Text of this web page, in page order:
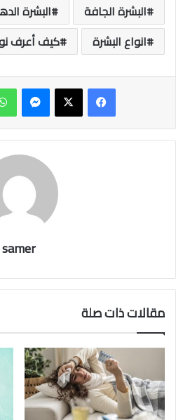
البشرة الجافة البشرة
انواع البشرة
كيف أعرف
samer
مقالات ذات صلة